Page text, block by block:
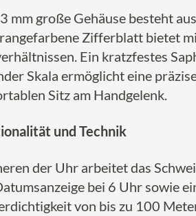
mm große Gehäuse besteht
Zifferblatt bietet
Ein kratzfestes
Skala ermöglicht eine
Sitz am Handgelenk.
und Technik
der Uhr arbeitet das
bei 6 Uhr sowie
von bis zu 100